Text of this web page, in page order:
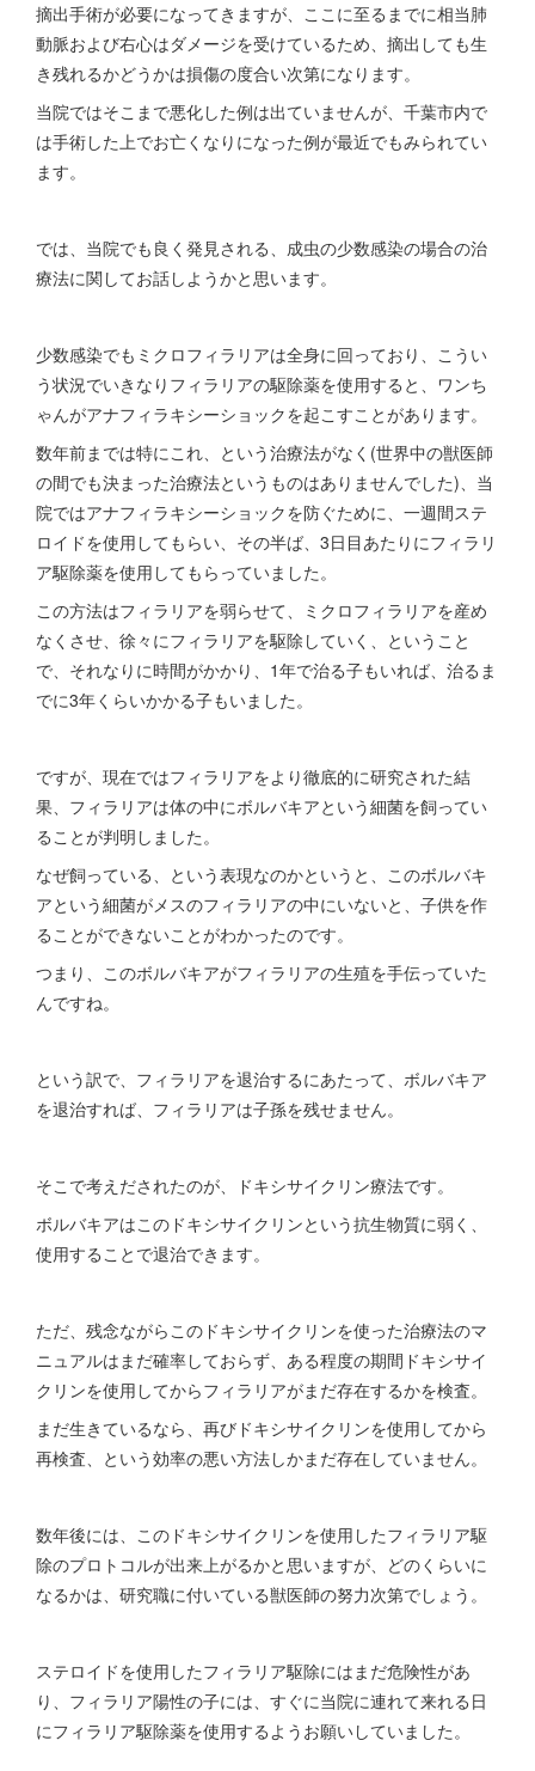
摘出手術が必要になってきますが、ここに至るまでに相当肺
動脈および右心はダメージを受けているため、摘出しても生
き残れるかどうかは損傷の度合い次第になります。
当院ではそこまで悪化した例は出ていませんが、千葉市内で
は手術した上でお亡くなりになった例が最近でもみられてい
ます。
では、当院でも良く発見される、成虫の少数感染の場合の治
療法に関してお話しようかと思います。
少数感染でもミクロフィラリアは全身に回っており、こうい
う状況でいきなりフィラリアの駆除薬を使用すると、ワンち
ゃんがアナフィラキシーショックを起こすことがあります。
数年前までは特にこれ、という治療法がなく(世界中の獣医師
の間でも決まった治療法というものはありませんでした)、当
院ではアナフィラキシーショックを防ぐために、一週間ステ
ロイドを使用してもらい、その半ば、3日目あたりにフィラリ
ア駆除薬を使用してもらっていました。
この方法はフィラリアを弱らせて、ミクロフィラリアを産め
なくさせ、徐々にフィラリアを駆除していく、ということ
で、それなりに時間がかかり、1年で治る子もいれば、治るま
でに3年くらいかかる子もいました。
ですが、現在ではフィラリアをより徹底的に研究された結
果、フィラリアは体の中にボルバキアという細菌を飼ってい
ることが判明しました。
なぜ飼っている、という表現なのかというと、このボルバキ
アという細菌がメスのフィラリアの中にいないと、子供を作
ることができないことがわかったのです。
つまり、このボルバキアがフィラリアの生殖を手伝っていた
んですね。
という訳で、フィラリアを退治するにあたって、ボルバキア
を退治すれば、フィラリアは子孫を残せません。
そこで考えだされたのが、ドキシサイクリン療法です。
ボルバキアはこのドキシサイクリンという抗生物質に弱く、
使用することで退治できます。
ただ、残念ながらこのドキシサイクリンを使った治療法のマ
ニュアルはまだ確率しておらず、ある程度の期間ドキシサイ
クリンを使用してからフィラリアがまだ存在するかを検査。
まだ生きているなら、再びドキシサイクリンを使用してから
再検査、という効率の悪い方法しかまだ存在していません。
数年後には、このドキシサイクリンを使用したフィラリア駆
除のプロトコルが出来上がるかと思いますが、どのくらいに
なるかは、研究職に付いている獣医師の努力次第でしょう。
ステロイドを使用したフィラリア駆除にはまだ危険性があ
り、フィラリア陽性の子には、すぐに当院に連れて来れる日
にフィラリア駆除薬を使用するようお願いしていました。